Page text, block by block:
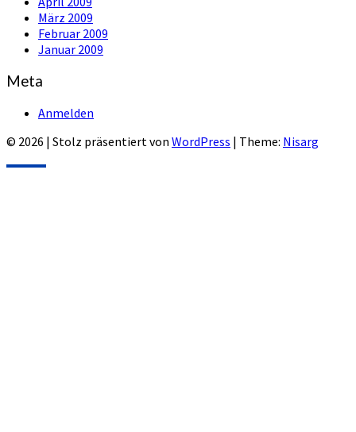
März 2009
Februar 2009
Januar 2009
Meta
Anmelden
© 2026 | Stolz präsentiert von WordPress | Theme: Nisarg